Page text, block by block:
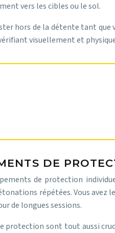
vers les cibles ou le sol.
hors de la détente tant
visuellement et
DE
de protection
répétées. Vous avez
de longues sessions.
protection sont tout aussi